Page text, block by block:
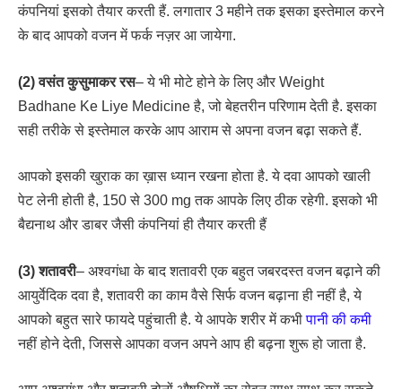
कंपनियां इसको तैयार करती हैं. लगातार 3 महीने तक इसका इस्तेमाल करने
के बाद आपको वजन में फर्क नज़र आ जायेगा.
(2) वसंत कुसुमाकर रस– ये भी मोटे होने के लिए और Weight
Badhane Ke Liye Medicine है, जो बेहतरीन परिणाम देती है. इसका
सही तरीके से इस्तेमाल करके आप आराम से अपना वजन बढ़ा सकते हैं.
आपको इसकी खुराक का ख़ास ध्यान रखना होता है. ये दवा आपको खाली
पेट लेनी होती है, 150 से 300 mg तक आपके लिए ठीक रहेगी. इसको भी
बैद्यनाथ और डाबर जैसी कंपनियां ही तैयार करती हैं
(3) शतावरी– अश्वगंधा के बाद शतावरी एक बहुत जबरदस्त वजन बढ़ाने की
आयुर्वेदिक दवा है, शतावरी का काम वैसे सिर्फ वजन बढ़ाना ही नहीं है, ये
आपको बहुत सारे फायदे पहुंचाती है. ये आपके शरीर में कभीपानी की कमी
नहीं होने देती, जिससे आपका वजन अपने आप ही बढ़ना शुरू हो जाता है.